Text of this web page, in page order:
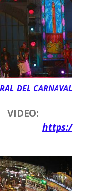
DEL CARNAVAL
VIDEO:
https:/